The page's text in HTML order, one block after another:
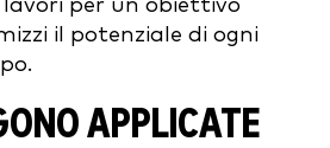
per un obiettivo
il potenziale di ogni
APPLICATE